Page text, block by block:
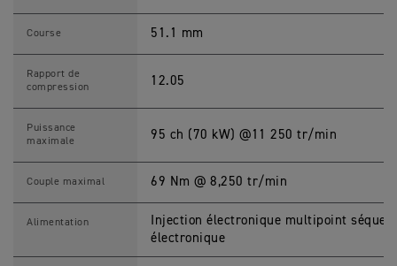
a
r
i
e
t
Course 51.1 mm
Rapport de
compression
12.05
Puissance
maximale
95 ch (70 kW) @11 250 tr/min
Couple maximal 69 Nm @ 8,250 tr/min
Alimentation
Injection électronique multipoint
électronique